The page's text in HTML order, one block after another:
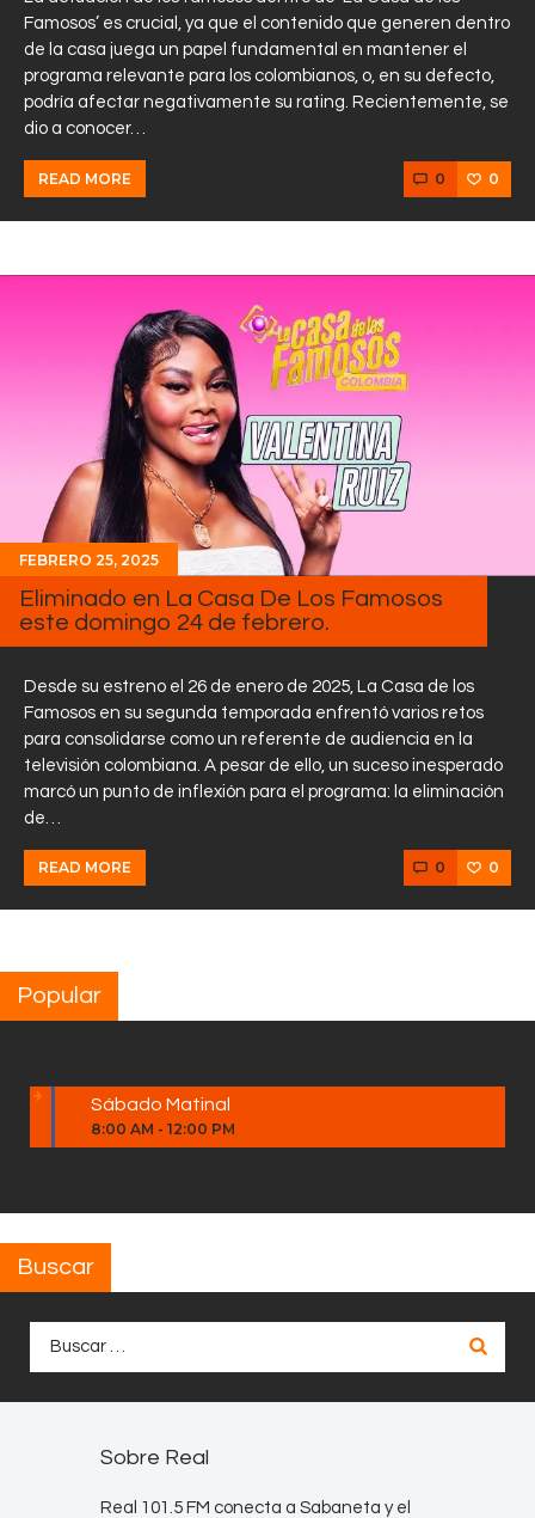
Famosos’ es crucial, ya que el contenido que generen dentro
de la casa juega un papel fundamental en mantener el
programa relevante para los colombianos, o, en su defecto,
podría afectar negativamente su rating. Recientemente, se
dio a conocer…
READ MORE 0 0
FEBRERO 25, 2025
Eliminado en La Casa De Los Famosos
este domingo 24 de febrero.
Desde su estreno el 26 de enero de 2025, La Casa de los
Famosos en su segunda temporada enfrentó varios retos
para consolidarse como un referente de audiencia en la
televisión colombiana. A pesar de ello, un suceso inesperado
marcó un punto de inflexión para el programa: la eliminación
de…
READ MORE 0 0
Popular
Sábado Matinal
8:00 AM - 12:00 PM
Buscar
Sobre Real
Real 101.5 FM conecta a Sabaneta y el